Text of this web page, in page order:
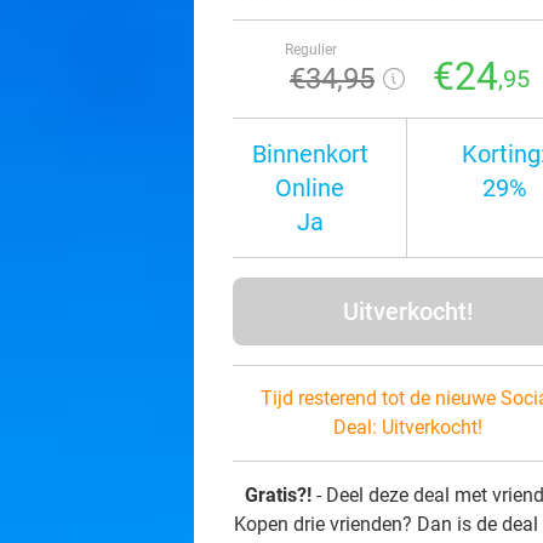
Regulier
€34,95 €24,95
Binnenkort
Online
Ja
29%
Uitverkocht!
Tijd resterend tot de nieuwe
Deal: Uitverkocht!
Gratis?! - Deel deze deal met
Kopen drie vrienden? Dan is de